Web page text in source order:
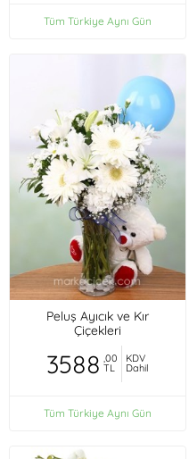
Tüm Türkiye Aynı Gün
Peluş Ayıcık ve Kır
Çiçekleri
3588 ,00
TL
KDV
Dahil
Tüm Türkiye Aynı Gün